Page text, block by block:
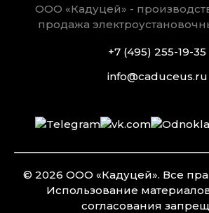
ООО «Кадуцей» -
продажа
+7 (495) 255-19-35
info@caduceus.ru
© 2026 ООО «Кадуцей». Все
Использование
согласования